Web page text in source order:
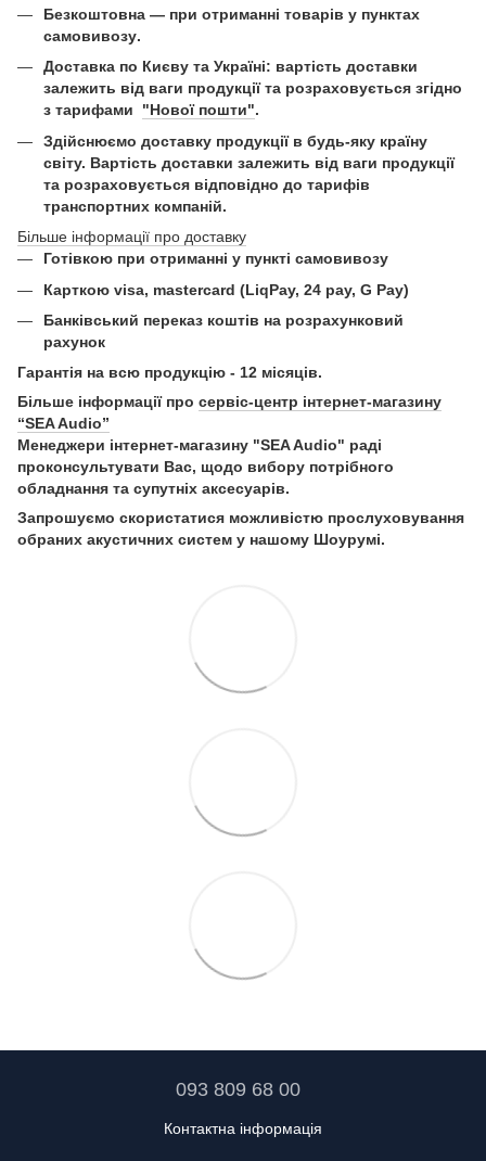
Безкоштовна — при отриманні товарів у пунктах
самовивозу.
Доставка по Києву та Україні: вартість доставки
залежить від ваги продукції та розраховується згідно
з тарифами "Нової пошти".
Здійснюємо доставку продукції в будь-яку країну
світу. Вартість доставки залежить від ваги продукції
та розраховується відповідно до тарифів
транспортних компаній.
Більше інформації про доставку
Готівкою при отриманні у пункті самовивозу
Карткою visa, mastercard (LiqPay, 24 pay, G Pay)
Банківський переказ коштів на розрахунковий
рахунок
Гарантія на всю продукцію - 12 місяців.
Більше інформації про сервіс-центр інтернет-магазину
“SEA Audio”
Менеджери інтернет-магазину "SEA Audio" раді
проконсультувати Вас, щодо вибору потрібного
обладнання та супутніх аксесуарів.
Запрошуємо скористатися можливістю прослуховування
обраних акустичних систем у нашому Шоурумі.
093 809 68 00
Контактна інформація